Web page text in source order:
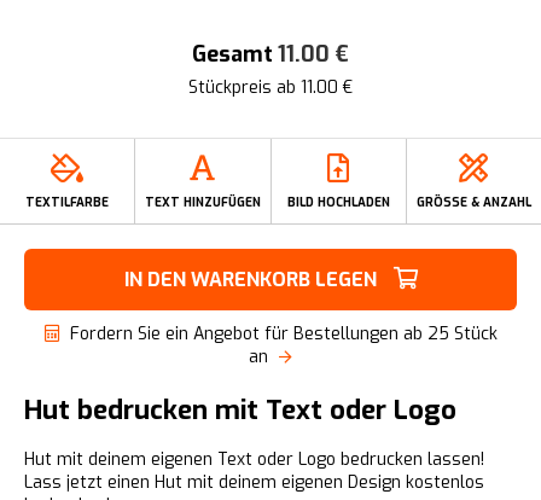
Gesamt 11.00 €
Stückpreis ab 11.00 €
TEXTILFARBE TEXT HINZUFÜGEN BILD HOCHLADEN GRÖSSE & ANZAHL
IN DEN WARENKORB LEGEN
Fordern Sie ein Angebot für Bestellungen ab 25 Stück
an
Hut bedrucken mit Text oder Logo
Hut mit deinem eigenen Text oder Logo bedrucken lassen!
Lass jetzt einen Hut mit deinem eigenen Design kostenlos